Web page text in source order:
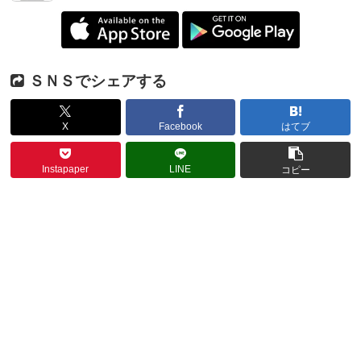
ＳＮＳでシェアする
X Facebook はてブ
Instapaper LINE コピー